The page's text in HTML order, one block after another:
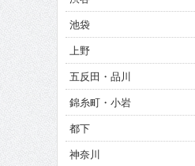
池袋
上野
五反田・品川
錦糸町・小岩
都下
神奈川